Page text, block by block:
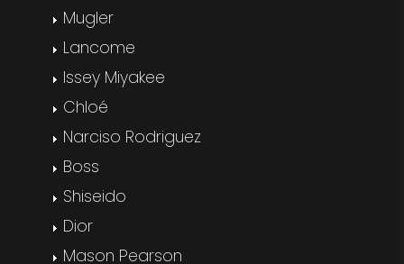
Mugler
Lancome
Issey Miyakee
Chloé
Narciso Rodriguez
Boss
Shiseido
Dior
Mason Pearson